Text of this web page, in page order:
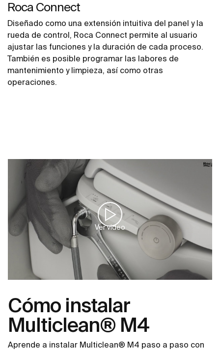
Roca Connect
Diseñado como una extensión intuitiva del panel y la
rueda de control, Roca Connect permite al usuario
ajustar las funciones y la duración de cada proceso.
También es posible programar las labores de
mantenimiento y limpieza, así como otras
operaciones.
Ver video
Cómo instalar
Multiclean® M4
Aprende a instalar Multiclean® M4 paso a paso con